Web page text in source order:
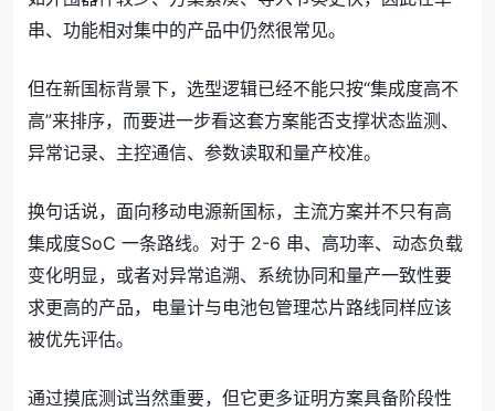
串、功能相对集中的产品中仍然很常见。
但在新国标背景下，选型逻辑已经不能只按“集成度高不
高”来排序，而要进一步看这套方案能否支撑状态监测、
异常记录、主控通信、参数读取和量产校准。
换句话说，面向移动电源新国标，主流方案并不只有高
集成度SoC 一条路线。对于 2-6 串、高功率、动态负载
变化明显，或者对异常追溯、系统协同和量产一致性要
求更高的产品，电量计与电池包管理芯片路线同样应该
被优先评估。
通过摸底测试当然重要，但它更多证明方案具备阶段性